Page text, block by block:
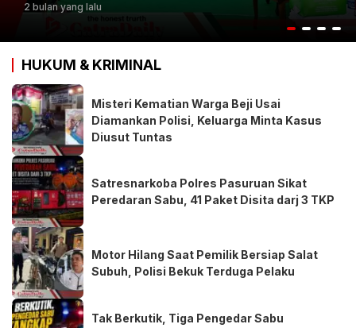
2 bulan yang lalu
HUKUM & KRIMINAL
Misteri Kematian Warga Beji Usai
Diamankan Polisi, Keluarga Minta Kasus
Diusut Tuntas
Satresnarkoba Polres Pasuruan Sikat
Peredaran Sabu, 41 Paket Disita darj 3 TKP
Motor Hilang Saat Pemilik Bersiap Salat
Subuh, Polisi Bekuk Terduga Pelaku
Tak Berkutik, Tiga Pengedar Sabu